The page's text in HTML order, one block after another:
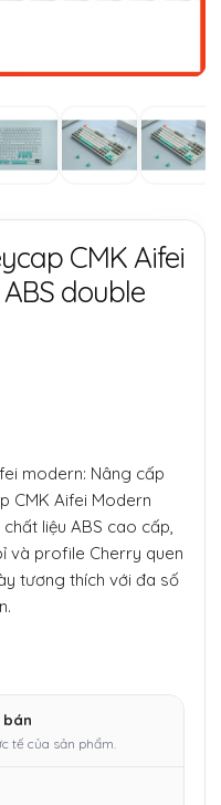
CMK Aifei
double
modern: Nâng cấp
CMK Aifei Modern
liệu ABS cao cấp,
và profile Cherry quen
tương thích với đa số
tế của sản phẩm.